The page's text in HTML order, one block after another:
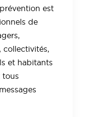
est
de
et habitants
tous